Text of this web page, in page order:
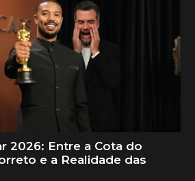
2026: Entre a Cota do
e a Realidade das